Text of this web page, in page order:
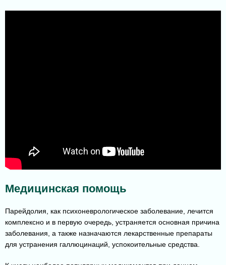
Медицинская помощь
Парейдолия, как психоневрологическое заболевание, лечится
комплексно и в первую очередь, устраняется основная причина
заболевания, а также назначаются лекарственные препараты
для устранения галлюцинаций, успокоительные средства.